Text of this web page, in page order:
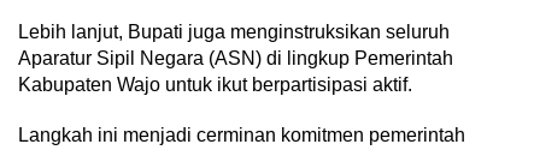
Lebih lanjut, Bupati juga menginstruksikan seluruh
Aparatur Sipil Negara (ASN) di lingkup Pemerintah
Kabupaten Wajo untuk ikut berpartisipasi aktif.
Langkah ini menjadi cerminan komitmen pemerintah